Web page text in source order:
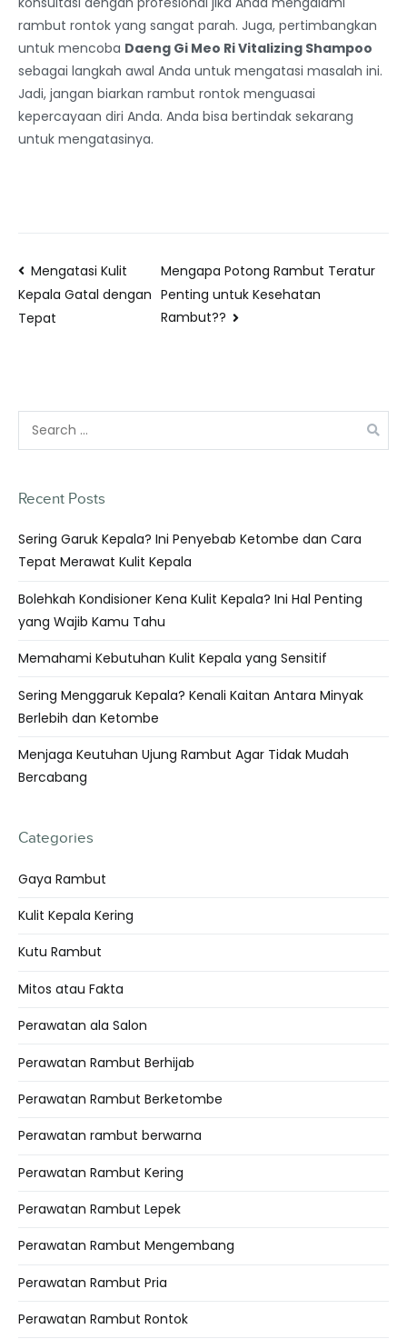
rambut rontok yang sangat parah. Juga, pertimbangkan
untuk mencoba Daeng Gi Meo Ri Vitalizing Shampoo
sebagai langkah awal Anda untuk mengatasi masalah ini.
Jadi, jangan biarkan rambut rontok menguasai
kepercayaan diri Anda. Anda bisa bertindak sekarang
untuk mengatasinya.
Mengatasi Kulit
Kepala Gatal dengan
Tepat
Mengapa Potong Rambut Teratur
Penting untuk Kesehatan
Rambut??
Recent Posts
Sering Garuk Kepala? Ini Penyebab Ketombe dan Cara
Tepat Merawat Kulit Kepala
Bolehkah Kondisioner Kena Kulit Kepala? Ini Hal Penting
yang Wajib Kamu Tahu
Memahami Kebutuhan Kulit Kepala yang Sensitif
Sering Menggaruk Kepala? Kenali Kaitan Antara Minyak
Berlebih dan Ketombe
Menjaga Keutuhan Ujung Rambut Agar Tidak Mudah
Bercabang
Categories
Gaya Rambut
Kulit Kepala Kering
Kutu Rambut
Mitos atau Fakta
Perawatan ala Salon
Perawatan Rambut Berhijab
Perawatan Rambut Berketombe
Perawatan rambut berwarna
Perawatan Rambut Kering
Perawatan Rambut Lepek
Perawatan Rambut Mengembang
Perawatan Rambut Pria
Perawatan Rambut Rontok